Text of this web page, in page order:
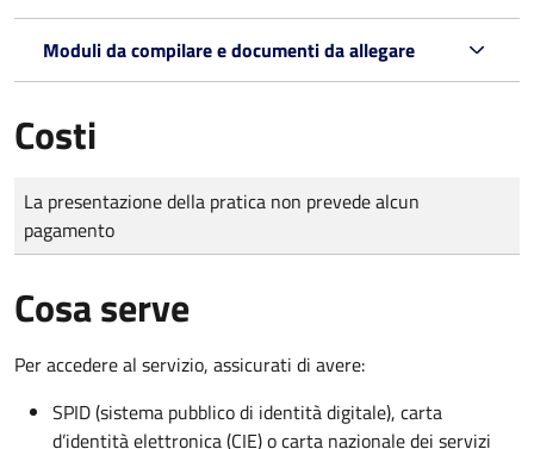
Moduli da compilare e documenti da allegare
Costi
Tipo di pagamento
Importo
La presentazione della pratica non prevede alcun
pagamento
Cosa serve
Per accedere al servizio, assicurati di avere:
SPID (sistema pubblico di identità digitale), carta
d’identità elettronica (CIE) o carta nazionale dei servizi